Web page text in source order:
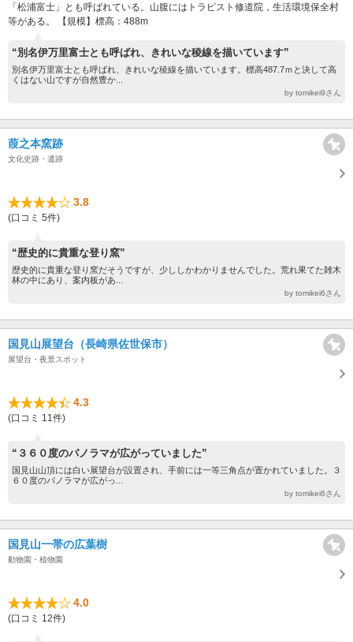
「松浦富士」とも呼ばれている。山腹にはトラピスト修道院，生活環境保全村
等がある。 【規模】標高：488m
“別名伊万里富士とも呼ばれ、きれいな稜線を描いています”
別名伊万里富士とも呼ばれ、きれいな稜線を描いています。標高487.7ｍと決して高
くはない山ですが自然豊か...
by tomikei9さん
葭之本窯跡
文化史跡・遺跡
3.8
(口コミ 5件)
“歴史的に貴重な登り窯”
歴史的に貴重な登り窯だそうですが、少ししかわかりませんでした。荒れ果てた雑木
林の中にあり、案内板があ...
by tomikei6さん
国見山展望台（長崎県佐世保市）
展望台・夜景スポット
4.3
(口コミ 11件)
“３６０度のパノラマが広がっていました”
国見山山頂には白い展望台が設置され、手前には一等三角点が置かれていました。３
６０度のパノラマが広がっ...
by tomikei6さん
国見山一帯の広葉樹
動物園・植物園
4.0
(口コミ 12件)